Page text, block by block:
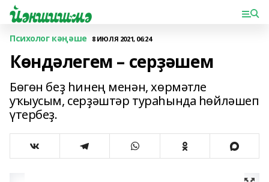
Психолог кәңәше 8 ИЮЛЯ 2021, 06:24
Көндәлегем – серҙәшем
Бөгөн беҙ һинең менән, хөрмәтле
уҡыусым, серҙәштәр тураһында һөйләшеп
үтербеҙ.